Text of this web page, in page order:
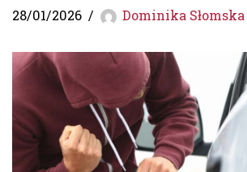
28/01/2026 Dominika Słomska